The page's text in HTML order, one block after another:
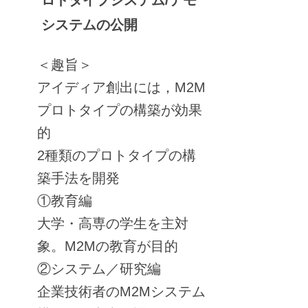
システムの公開
＜趣旨＞
アイディア創出には，M2M
プロトタイプの構築が効果
的
2種類のプロトタイプの構
築手法を開発
①教育編
大学・高専の学生を主対
象。M2Mの教育が目的
②システム／研究編
企業技術者のM2Mシステム